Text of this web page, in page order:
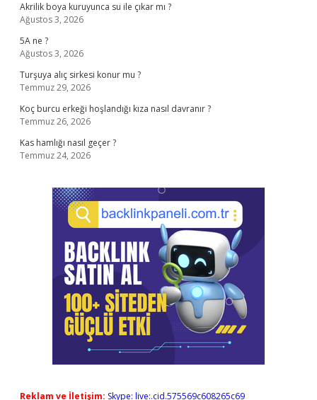
Akrilik boya kuruyunca su ile çıkar mı ?
Ağustos 3, 2026
5A ne ?
Ağustos 3, 2026
Turşuya alıç sirkesi konur mu ?
Temmuz 29, 2026
Koç burcu erkeği hoşlandığı kıza nasıl davranır ?
Temmuz 26, 2026
Kas hamlığı nasıl geçer ?
Temmuz 24, 2026
Reklam ve İletişim: Skype: live:.cid.575569c608265c69